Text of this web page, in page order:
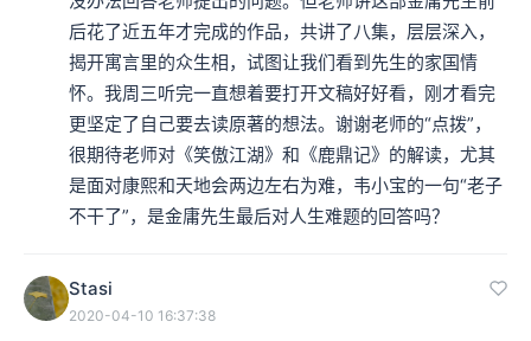
后花了近五年才完成的作品，共讲了八集，层层深入，
揭开寓言里的众生相，试图让我们看到先生的家国情
怀。我周三听完一直想着要打开文稿好好看，刚才看完
更坚定了自己要去读原著的想法。谢谢老师的“点拨”，
很期待老师对《笑傲江湖》和《鹿鼎记》的解读，尤其
是面对康熙和天地会两边左右为难，韦小宝的一句“老子
不干了”，是金庸先生最后对人生难题的回答吗？
Stasi
2020-04-10 16:37:38